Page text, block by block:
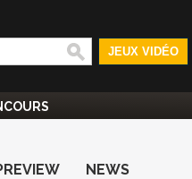
JEUX VIDÉO
NEWS